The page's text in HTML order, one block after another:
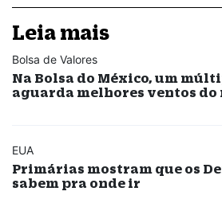
Leia mais
Bolsa de Valores
Na Bolsa do México, um
aguarda melhores ventos do
EUA
Primárias mostram que os
sabem pra onde ir